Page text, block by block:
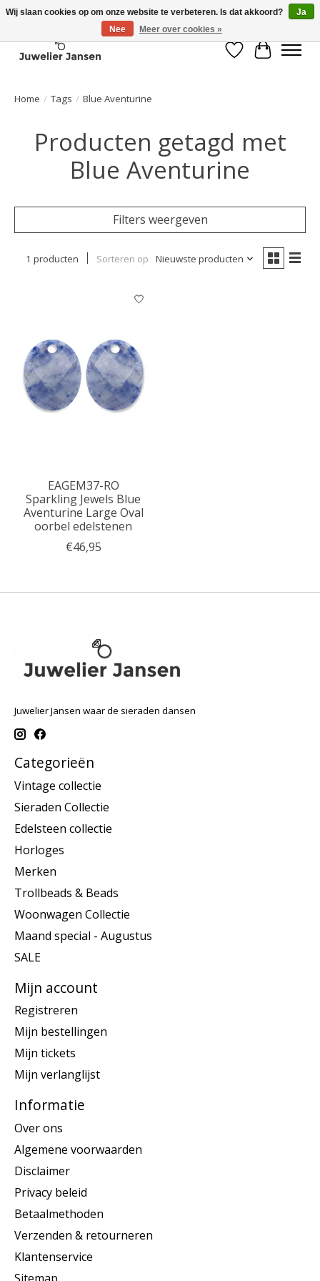
Verlanglijst
Home / Tags / Blue Aventurine
Producten getagd met
Blue Aventurine
Filters weergeven
1 producten Sorteren op Nieuwste producten
EAGEM37-RO
Sparkling Jewels Blue
Aventurine Large Oval
oorbel edelstenen
€46,95
Juwelier Jansen waar de sieraden dansen
Categorieën
Vintage collectie
Sieraden Collectie
Edelsteen collectie
Horloges
Merken
Trollbeads & Beads
Woonwagen Collectie
Maand special - Augustus
SALE
Mijn account
Registreren
Mijn bestellingen
Mijn tickets
Mijn verlanglijst
Informatie
Over ons
Algemene voorwaarden
Disclaimer
Privacy beleid
Betaalmethoden
Verzenden & retourneren
Klantenservice
Wij slaan cookies op om onze website te verbeteren. Is dat akkoord?
Ja
Nee
Meer over cookies »